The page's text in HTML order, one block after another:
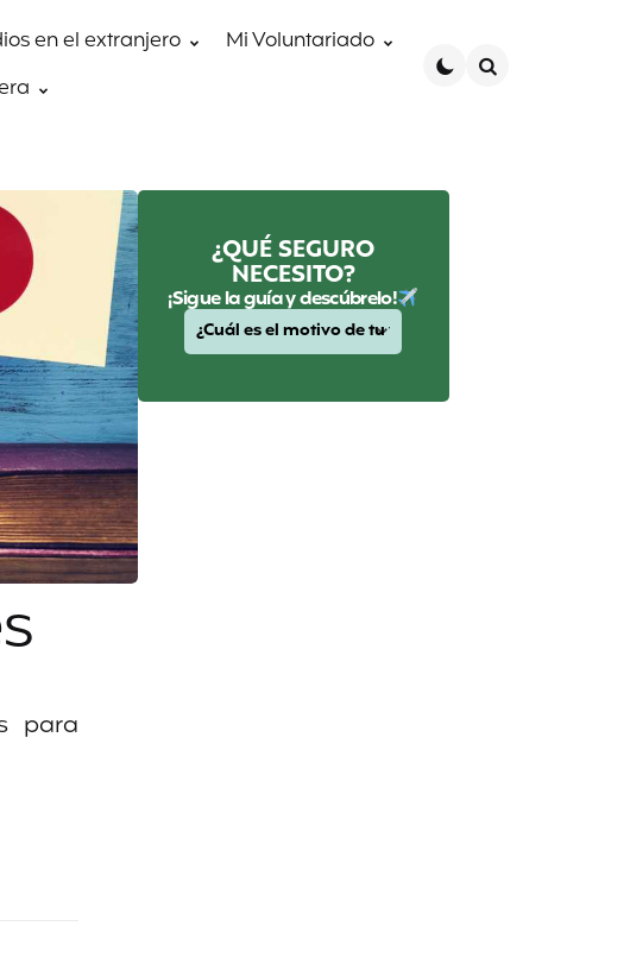
en el extranjero
Mi Voluntariado
para
¿QUÉ SEGURO
NECESITO?
¡Sigue la guía y descúbrelo!